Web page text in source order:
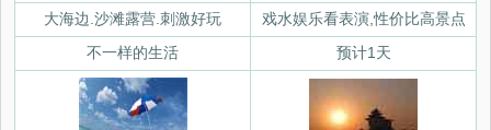
大海边.沙滩露营.刺激好玩
戏水娱乐看表演,性价比高景点
不一样的生活
预计1天